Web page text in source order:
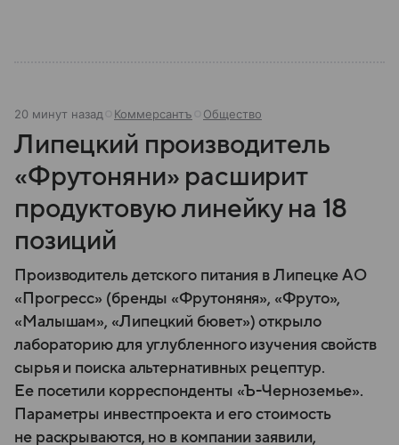
20 минут назад Коммерсантъ Общество
Липецкий производитель
«Фрутоняни» расширит
продуктовую линейку на 18
позиций
Производитель детского питания в Липецке АО
«Прогресс» (бренды «Фрутоняня», «Фруто»,
«Малышам», «Липецкий бювет») открыло
лабораторию для углубленного изучения свойств
сырья и поиска альтернативных рецептур.
Ее посетили корреспонденты «Ъ-Черноземье».
Параметры инвестпроекта и его стоимость
не раскрываются, но в компании заявили,